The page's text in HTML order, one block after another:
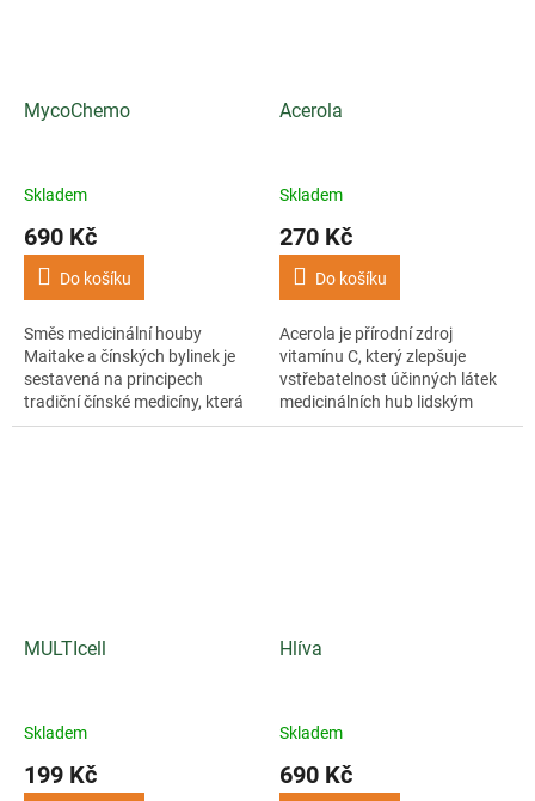
MycoChemo
Skladem
690 Kč
Do košíku
Směs medicinální houby
Maitake a čínských bylinek je
sestavená na principech
tradiční čínské medicíny, která
věří v její regenerační
Acerola
Skladem
270 Kč
Do košíku
Acerola je přírodní zdroj
vitamínu C, který zlepšuje
vstřebatelnost účinných látek
medicinálních hub lidským
organismem.
MULTIcell
Skladem
199 Kč
Hlíva
Skladem
690 Kč